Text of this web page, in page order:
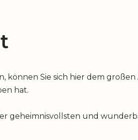
können Sie sich hier dem großen
hat.
geheimnisvollsten und